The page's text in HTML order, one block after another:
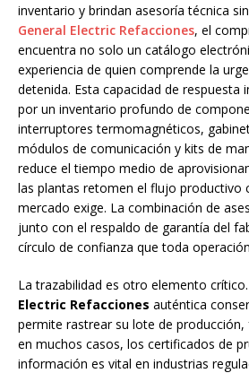
inventario y brindan asesoría técnica
General Electric Refacciones, el
encuentra no solo un catálogo
experiencia de quien comprende la
detenida. Esta capacidad de respuesta
por un inventario profundo de
interruptores termomagnéticos,
módulos de comunicación y kits de
reduce el tiempo medio de
las plantas retomen el flujo productivo
mercado exige. La combinación de
junto con el respaldo de garantía del
círculo de confianza que toda
La trazabilidad es otro elemento crítico.
Electric Refacciones auténtica
permite rastrear su lote de producción,
en muchos casos, los certificados de
información es vital en industrias